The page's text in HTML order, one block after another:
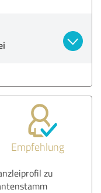
Empfehlung
zu